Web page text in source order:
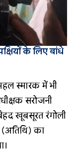
के लिए बांधे
स्मारक में भी
सरोजनी
खूबसूरत रंगोली
का